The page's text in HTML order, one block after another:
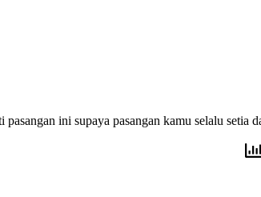
ini supaya pasangan kamu selalu